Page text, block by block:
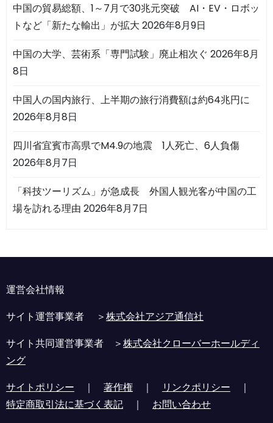
中国の貿易総額、1～7月で30兆元突破 AI・EV・ロボッ
トなど「新たな輸出」が拡大 2026年8月9日
中国の大学、芸術系「専門試験」廃止相次ぐ 2026年8月
8日
中国人の国内旅行、上半期の旅行消費額は約64兆円に
2026年8月8日
四川省宜賓市高県でM4.9の地震 1人死亡、6人負傷
2026年8月7日
「科技ツーリズム」が急成長 外国人観光客が中国の工
場を訪れる理由 2026年8月7日
運営会社情報
サイト運営事業者 ＞株式会社アジア通信社
サイト共同運営事業者 ＞株式会社クローバーホールディ
ング
サイトポリシー ｜ 著作権 ｜ リンクポリシー ｜
特定商取引法に基づく表記 ｜ お問い合わせ